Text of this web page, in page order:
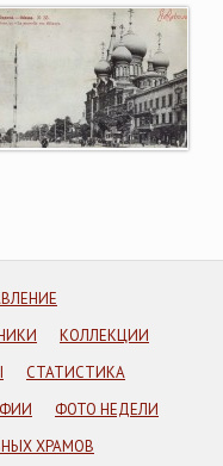
КОЛЛЕКЦИИ
СТАТИСТИКА
ФОТО НЕДЕЛИ
ХРАМОВ